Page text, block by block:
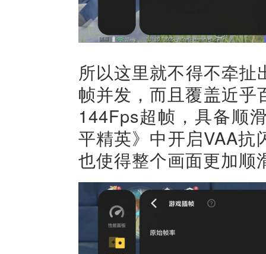
所以这里就不得不牵
帧并发，而且覆盖近
144Fps超帧，具备顺
平精英》中开启VAA
也使得整个画面更加顺